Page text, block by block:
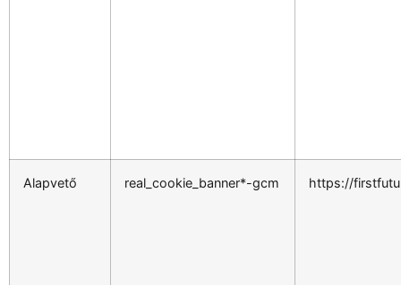
Alapvető real_cookie_banner*-gcm https://